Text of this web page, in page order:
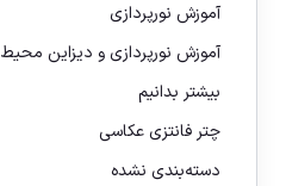
آموزش نورپردازی
آموزش نورپردازی و دیزاین محیط
بیشتر بدانیم
چتر فانتزی عکاسی
دسته‌بندی نشده